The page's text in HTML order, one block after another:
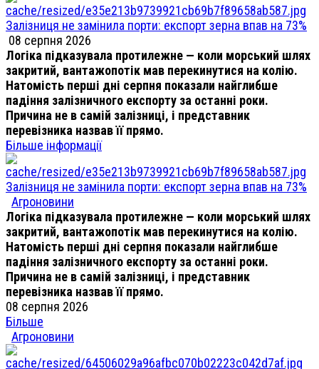
Залізниця не замінила порти: експорт зерна впав на 73%
08 серпня 2026
Логіка підказувала протилежне — коли морський шлях
закритий, вантажопотік мав перекинутися на колію.
Натомість перші дні серпня показали найглибше
падіння залізничного експорту за останні роки.
Причина не в самій залізниці, і представник
перевізника назвав її прямо.
Більше інформації
Залізниця не замінила порти: експорт зерна впав на 73%
Агроновини
Логіка підказувала протилежне — коли морський шлях
закритий, вантажопотік мав перекинутися на колію.
Натомість перші дні серпня показали найглибше
падіння залізничного експорту за останні роки.
Причина не в самій залізниці, і представник
перевізника назвав її прямо.
08 серпня 2026
Більше
Агроновини